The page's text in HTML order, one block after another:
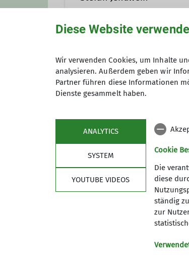
Qualifikationen
Anmeldung
Maximale Teilnehmeranzahl
Diese Website
Wir verwenden Cookies, um Inhalte
analysieren. Außerdem geben wir
Partner führen diese Informationen
Dienste gesammelt haben.
ANALYTICS
SYSTEM
YOUTUBE VIDEOS
Cookie
Die
diese
ständig
zur